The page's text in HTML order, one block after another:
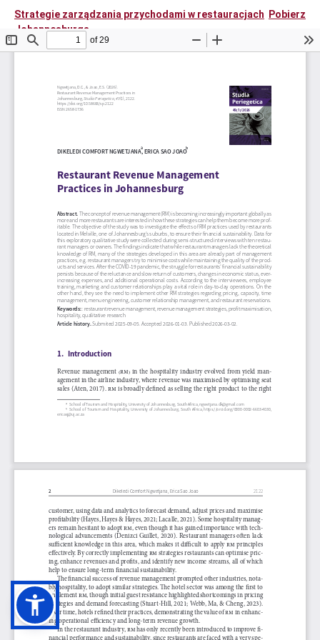
Strategie zarządzania przychodami w restauracjach
Johannesburga
Pobierz